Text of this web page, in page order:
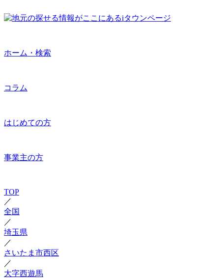
ホーム・検索
コラム
はじめての方
事業主の方
TOP
／
全国
／
埼玉県
／
さいたま市西区
／
大字西遊馬